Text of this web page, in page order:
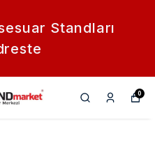
Standları
0